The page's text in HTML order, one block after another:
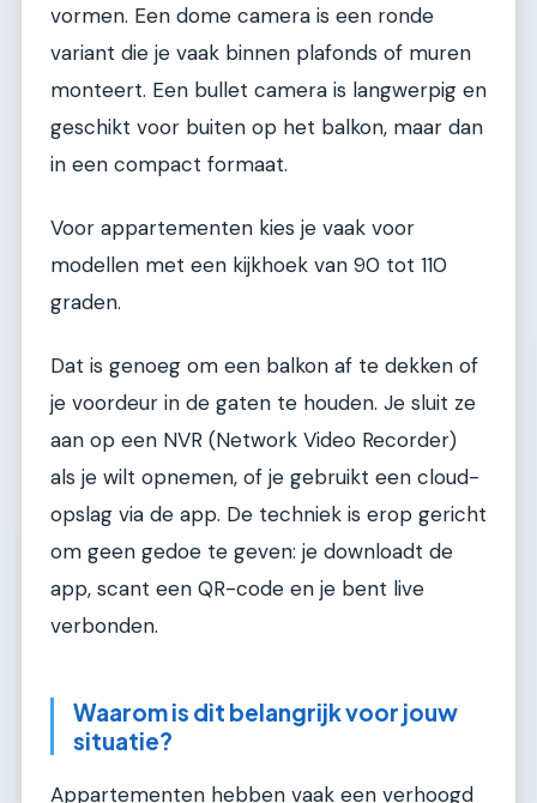
vormen. Een dome camera is een ronde
variant die je vaak binnen plafonds of muren
monteert. Een bullet camera is langwerpig en
geschikt voor buiten op het balkon, maar dan
in een compact formaat.
Voor appartementen kies je vaak voor
modellen met een kijkhoek van 90 tot 110
graden.
Dat is genoeg om een balkon af te dekken of
je voordeur in de gaten te houden. Je sluit ze
aan op een NVR (Network Video Recorder)
als je wilt opnemen, of je gebruikt een cloud-
opslag via de app. De techniek is erop gericht
om geen gedoe te geven: je downloadt de
app, scant een QR-code en je bent live
verbonden.
Waarom is dit belangrijk voor jouw
situatie?
Appartementen hebben vaak een verhoogd